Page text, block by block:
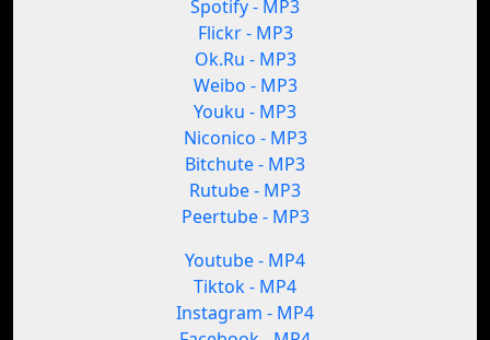
Spotify - MP3
Flickr - MP3
Ok.Ru - MP3
Weibo - MP3
Youku - MP3
Niconico - MP3
Bitchute - MP3
Rutube - MP3
Peertube - MP3
Youtube - MP4
Tiktok - MP4
Instagram - MP4